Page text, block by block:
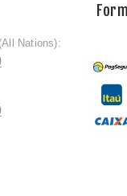
Nations):